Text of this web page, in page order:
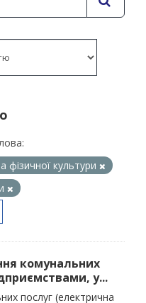
фізичної культури
комунальних
у...
послуг (електрична